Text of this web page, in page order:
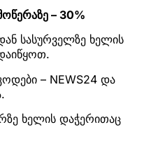
– 30%
სასურველზე ხელის
– NEWS24 და
ხელის დაჭერითაც